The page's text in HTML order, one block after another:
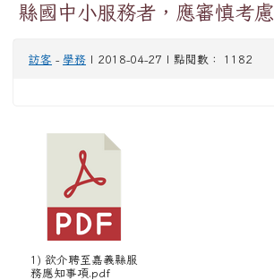
縣國中小服務者，應審慎考慮
訪客 - 學務 | 2018-04-27 | 點閱數： 1182
1) 欲介聘至嘉義縣服
務應知事項.pdf